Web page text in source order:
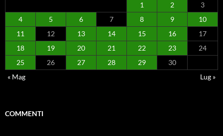
1
2
3
4
5 6 7 8 9
10
11
12 13 14 15 16
17
18
19 20 21 22 23
24
25
26 27 28 29
30
« Mag
Lug »
COMMENTI